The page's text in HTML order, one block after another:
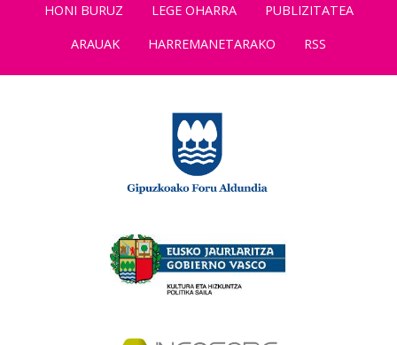
HONI BURUZ LEGE OHARRA
PUBLIZITATEA
ARAUAK
HARREMANETARAKO RSS